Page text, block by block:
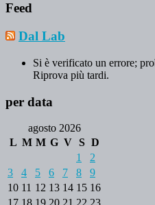
Feed
Dal Lab
Si è verificato un errore;
Riprova più tardi.
per data
agosto 2026
L M M G V S D
1
2
3
4 5 6 7 8
9
10 11 12 13 14 15 16